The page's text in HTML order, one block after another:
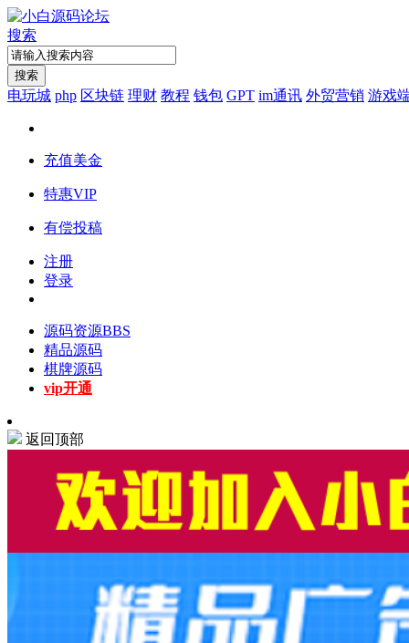
搜索
搜索
电玩城 php 区块链 理财 教程 钱包 GPT im通讯 外贸营销 游戏
充值美金
特惠VIP
有偿投稿
注册
登录
源码资源BBS
精品源码
棋牌源码
vip开通
返回顶部